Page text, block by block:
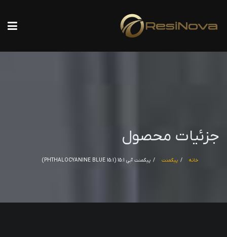
جزئیات محصول
خانه پیگمنت پیگمنت آبی 15:1 (PHTHALOCYANINE BLUE 15:1)